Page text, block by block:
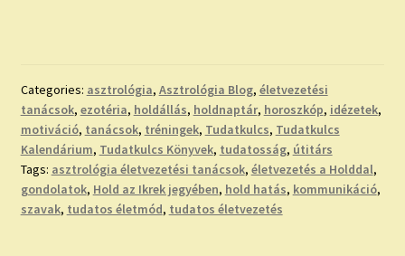
Categories: asztrológia, Asztrológia Blog, életvezetési
tanácsok, ezotéria, holdállás, holdnaptár, horoszkóp, idézetek,
motiváció, tanácsok, tréningek, Tudatkulcs, Tudatkulcs
Kalendárium, Tudatkulcs Könyvek, tudatosság, útitárs
Tags: asztrológia életvezetési tanácsok, életvezetés a Holddal,
gondolatok, Hold az Ikrek jegyében, hold hatás, kommunikáció,
szavak, tudatos életmód, tudatos életvezetés